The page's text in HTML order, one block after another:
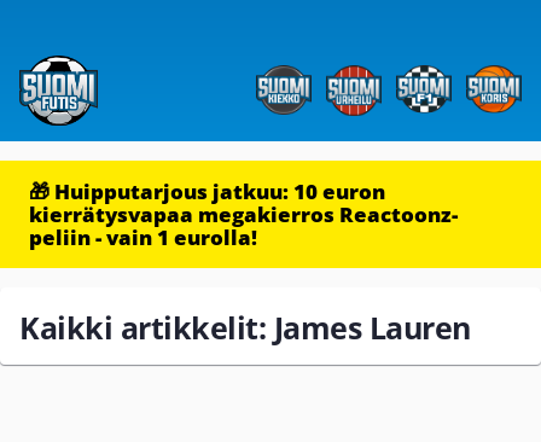
🎁 Huipputarjous jatkuu: 10 euron
kierrätysvapaa megakierros Reactoonz-
peliin - vain 1 eurolla!
Kaikki artikkelit: James Lauren